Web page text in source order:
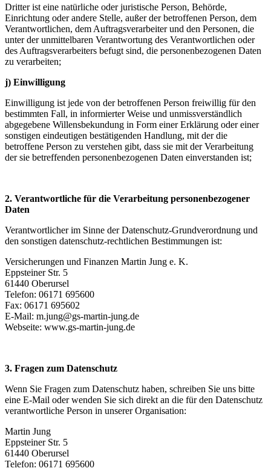
Dritter ist eine natürliche oder juristische Person, Behörde,
Einrichtung oder andere Stelle, außer der betroffenen Person, dem
Verantwortlichen, dem Auftragsverarbeiter und den Personen, die
unter der unmittelbaren Verantwortung des Verantwortlichen oder
des Auftragsverarbeiters befugt sind, die personenbezogenen Daten
zu verarbeiten;
j) Einwilligung
Einwilligung ist jede von der betroffenen Person freiwillig für den
bestimmten Fall, in informierter Weise und unmissverständlich
abgegebene Willensbekundung in Form einer Erklärung oder einer
sonstigen eindeutigen bestätigenden Handlung, mit der die
betroffene Person zu verstehen gibt, dass sie mit der Verarbeitung
der sie betreffenden personenbezogenen Daten einverstanden ist;
2. Verantwortliche für die Verarbeitung personenbezogener
Daten
Verantwortlicher im Sinne der Datenschutz-Grundverordnung und
den sonstigen datenschutz-rechtlichen Bestimmungen ist:
Versicherungen und Finanzen Martin Jung e. K.
Eppsteiner Str. 5
61440 Oberursel
Telefon: 06171 695600
Fax: 06171 695602
E-Mail: m.jung@gs-martin-jung.de
Webseite: www.gs-martin-jung.de
3. Fragen zum Datenschutz
Wenn Sie Fragen zum Datenschutz haben, schreiben Sie uns bitte
eine E-Mail oder wenden Sie sich direkt an die für den Datenschutz
verantwortliche Person in unserer Organisation:
Martin Jung
Eppsteiner Str. 5
61440 Oberursel
Telefon: 06171 695600